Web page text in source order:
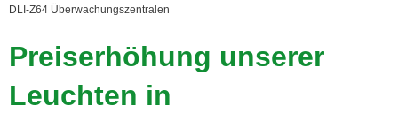
DLI-Z64 Überwachungszentralen
Preiserhöhung unserer
Leuchten in